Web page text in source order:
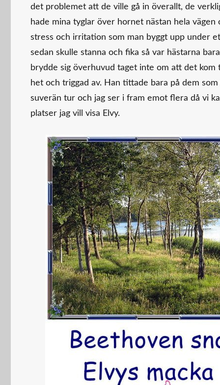
det problemet att de ville gå in överallt, de
hade mina tyglar över hornet nästan hela
stress och irritation som man byggt upp under
sedan skulle stanna och fika så var hästarna
brydde sig överhuvud taget inte om att det kom
het och triggad av. Han tittade bara på dem som
suverän tur och jag ser i fram emot flera då vi
platser jag vill visa Elvy.